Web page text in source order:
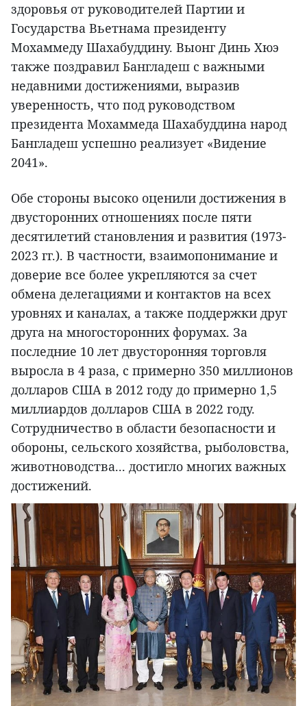
здоровья от руководителей Партии и
Государства Вьетнама президенту
Мохаммеду Шахабуддину. Выонг Динь Хюэ
также поздравил Бангладеш с важными
недавними достижениями, выразив
уверенность, что под руководством
президента Мохаммеда Шахабуддина народ
Бангладеш успешно реализует «Видение
2041».
Обе стороны высоко оценили достижения в
двусторонних отношениях после пяти
десятилетий становления и развития (1973-
2023 гг.). В частности, взаимопонимание и
доверие все более укрепляются за счет
обмена делегациями и контактов на всех
уровнях и каналах, а также поддержки друг
друга на многосторонних форумах. За
последние 10 лет двусторонняя торговля
выросла в 4 раза, с примерно 350 миллионов
долларов США в 2012 году до примерно 1,5
миллиардов долларов США в 2022 году.
Сотрудничество в области безопасности и
обороны, сельского хозяйства, рыболовства,
животноводства... достигло многих важных
достижений.